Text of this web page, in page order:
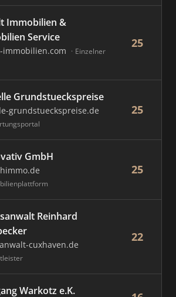
Immobilien &
Service
immobilien.com
Einzelner
25
Grundstueckspreise
grundstueckspreise.de 25
GmbH
25
Reinhard
cuxhaven.de
22
Warkotz e.K.